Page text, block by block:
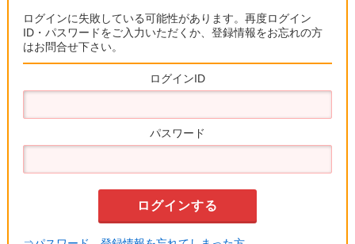
ログインに失敗している可能性があります。再度ログイン
ID・パスワードをご入力いただくか、登録情報をお忘れの方
はお問合せ下さい。
ログインID
パスワード